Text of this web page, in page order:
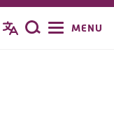
Zoeken
MENU